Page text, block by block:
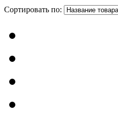
Сортировать по: